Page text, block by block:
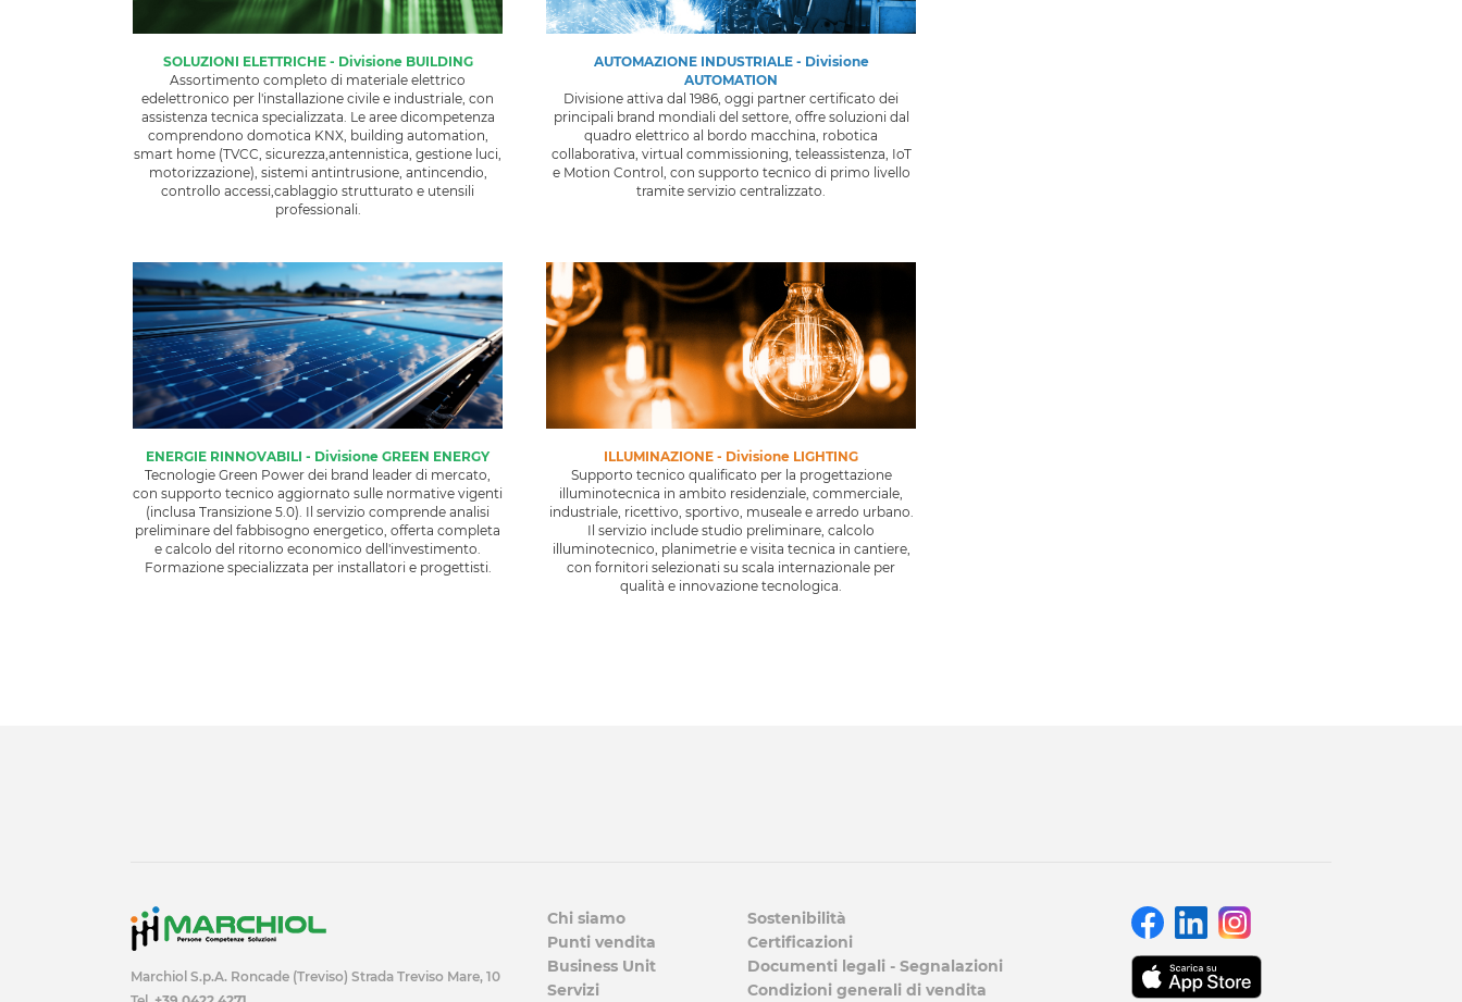
SOLUZIONI ELETTRICHE - Divisione BUILDING
​​​Assortimento completo di materiale elettrico
edelettronico per l'installazione civile e industriale, con
assistenza tecnica specializzata. Le aree dicompetenza
comprendono domotica KNX, building automation,
smart home (TVCC, sicurezza,antennistica, gestione luci,
motorizzazione), sistemi antintrusione, antincendio,
controllo accessi,cablaggio strutturato e utensili
professionali.
AUTOMAZIONE INDUSTRIALE - Divisione
AUTOMATION​​​​
Divisione attiva dal 1986, oggi partner certificato dei
principali brand mondiali del settore, offre soluzioni dal
quadro elettrico al bordo macchina, robotica
collaborativa, virtual commissioning, teleassistenza, IoT
e Motion Control, con supporto tecnico di primo livello
tramite servizio centralizzato.
ENERGIE RINNOVABILI - Divisione GREEN ENERGY
Tecnologie Green Power dei brand leader di mercato,
con supporto tecnico aggiornato sulle normative vigenti
(inclusa Transizione 5.0). Il servizio comprende analisi
preliminare del fabbisogno energetico, offerta completa
e calcolo del ritorno economico dell'investimento.
Formazione specializzata per installatori e progettisti.
ILLUMINAZIONE - Divisione LIGHTING
Supporto tecnico qualificato per la progettazione
illuminotecnica in ambito residenziale, commerciale,
industriale, ricettivo, sportivo, museale e arredo urbano.
Il servizio include studio preliminare, calcolo
illuminotecnico, planimetrie e visita tecnica in cantiere,
con fornitori selezionati su scala internazionale per
qualità e innovazione tecnologica.
Marchiol S.p.A. Roncade (Treviso) Strada Treviso Mare, 10
Chi siamo
Punti vendita
Business Unit
Servizi
Sostenibilità
Certificazioni
Documenti legali - Segnalazioni
Condizioni generali di vendita